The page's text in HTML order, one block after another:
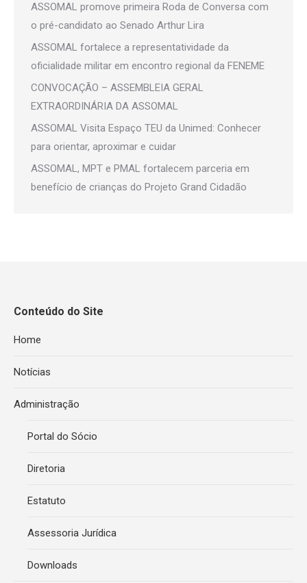
ASSOMAL promove primeira Roda de Conversa com
o pré-candidato ao Senado Arthur Lira
ASSOMAL fortalece a representatividade da
oficialidade militar em encontro regional da FENEME
CONVOCAÇÃO – ASSEMBLEIA GERAL
EXTRAORDINÁRIA DA ASSOMAL
ASSOMAL Visita Espaço TEU da Unimed: Conhecer
para orientar, aproximar e cuidar
ASSOMAL, MPT e PMAL fortalecem parceria em
benefício de crianças do Projeto Grand Cidadão
Conteúdo do Site
Home
Notícias
Administração
Portal do Sócio
Diretoria
Estatuto
Assessoria Jurídica
Downloads